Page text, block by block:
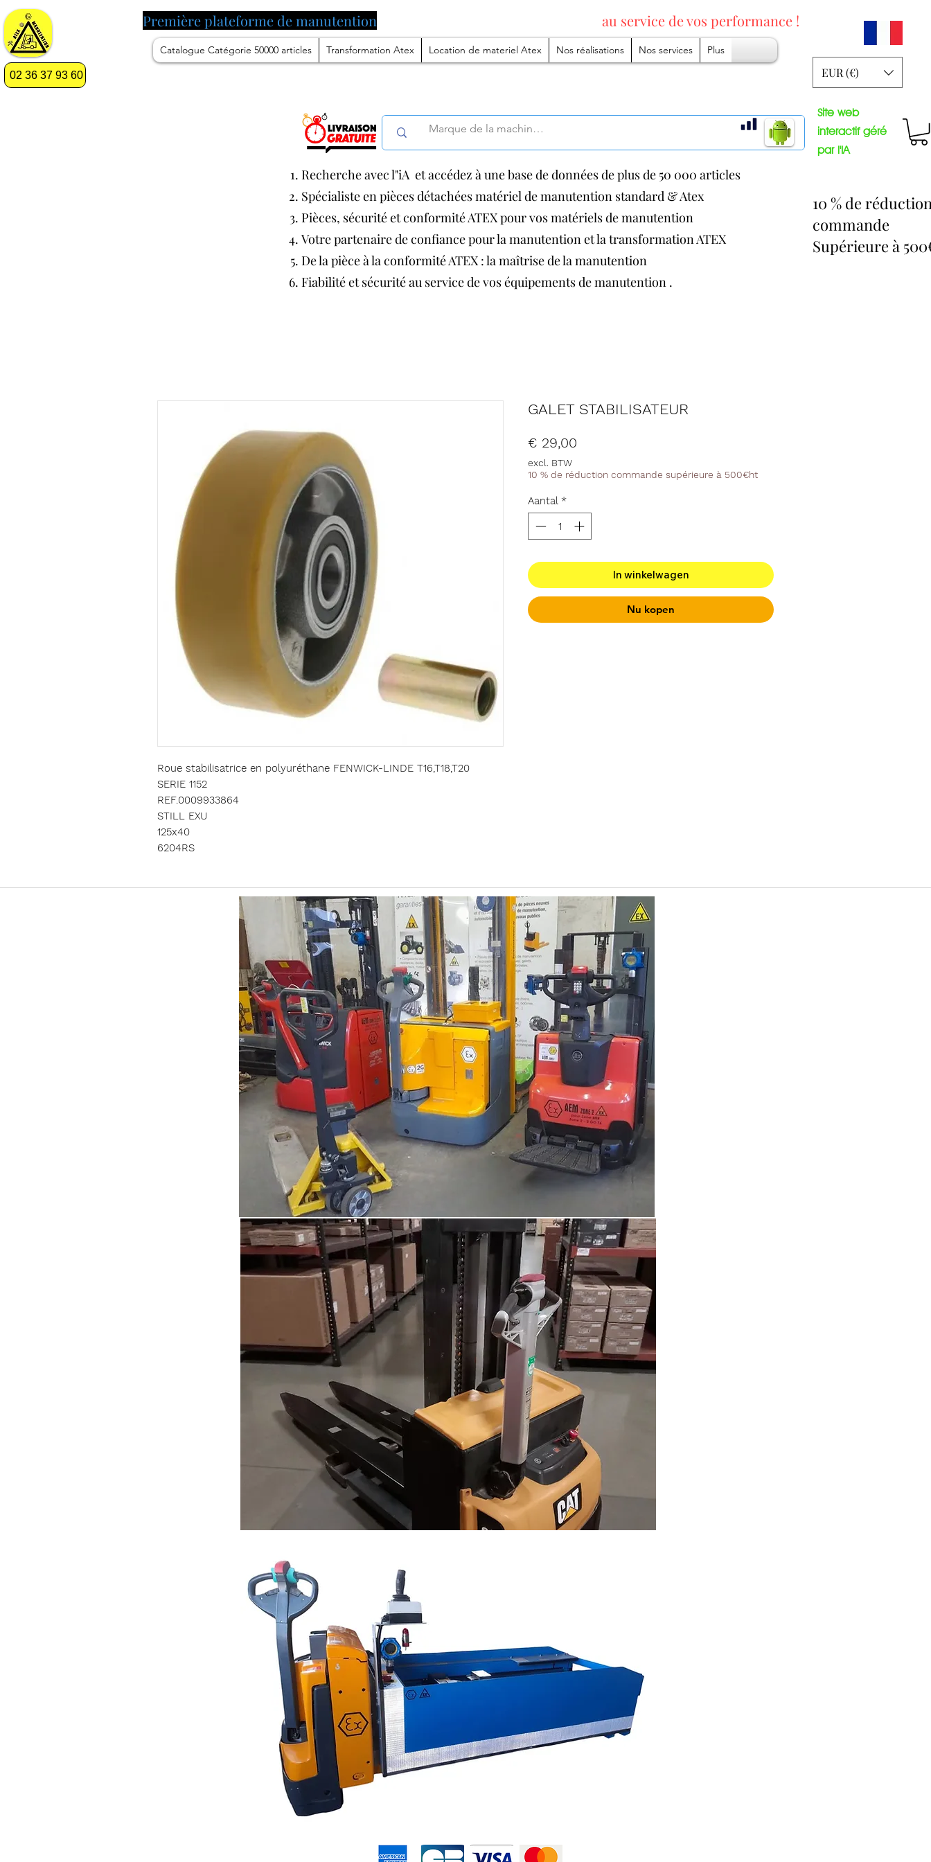
Catalogue Catégorie 50000 articles Transformation Atex Location de materiel Atex Nos réalisations Nos services Plus
02 36 37 93 60 EUR (€)
Première plateforme de manutention au service de vos performance !
Recherche avec l"iA et accédez à une base de données de plus de 50 000 articles
Spécialiste en pièces détachées matériel de manutention standard & Atex
Pièces, sécurité et conformité ATEX pour vos matériels de manutention
Votre partenaire de confiance pour la manutention et la transformation ATEX
De la pièce à la conformité ATEX : la maîtrise de la manutention
Fiabilité et sécurité au service de vos équipements de manutention .
Site web
interactif géré
par l'IA
10 % de
commande
Supérieure à
Roue stabilisatrice en polyuréthane FENWICK-LINDE T16,T18,T20
SERIE 1152
REF.0009933864
STILL EXU
125x40
6204RS
GALET STABILISATEUR
€ 29,00
excl. BTW
10 % de réduction commande supérieure à 500€ht
Aantal *
In winkelwagen
Nu kopen